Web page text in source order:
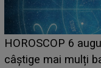
LINE-UP UNTOLD
care deschid